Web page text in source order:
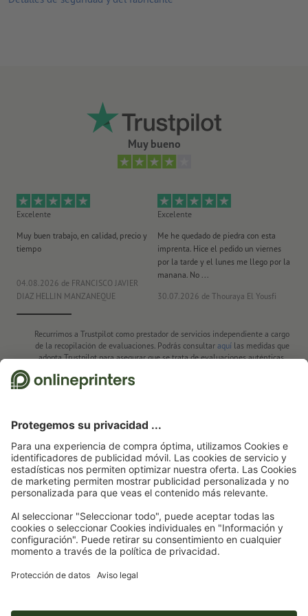
Muy bueno
Excelente
Muy buen trabajo, en calidad, precio y
tiempo
04.08.2026 de FRANCISCO JAVIER
DIAZ HELLIN MANZANEQUE
Excelente
Me he quedado de piedra con esta
imprenta. Hice el pedido un viernes
por la tarde y el lunes me llego por la
manana. No ...
30.07.2026 de Thouraya El Yousfi
Recurrimos a Trustpilot como prestador de servicios independiente a cargo
de la recopilación de evaluaciones. Podrás consultar aquílas medidas que
adopta Trustpilot para asegurar que se trata de evaluaciones auténticas.
Página de inicio Tarjetas plegables
Tarjetas plegables en papeles
vertical, A4
Nosotros
Servicios
Suscríbete al boletín electrónico y consigue un cupón de
descuento del 15 %